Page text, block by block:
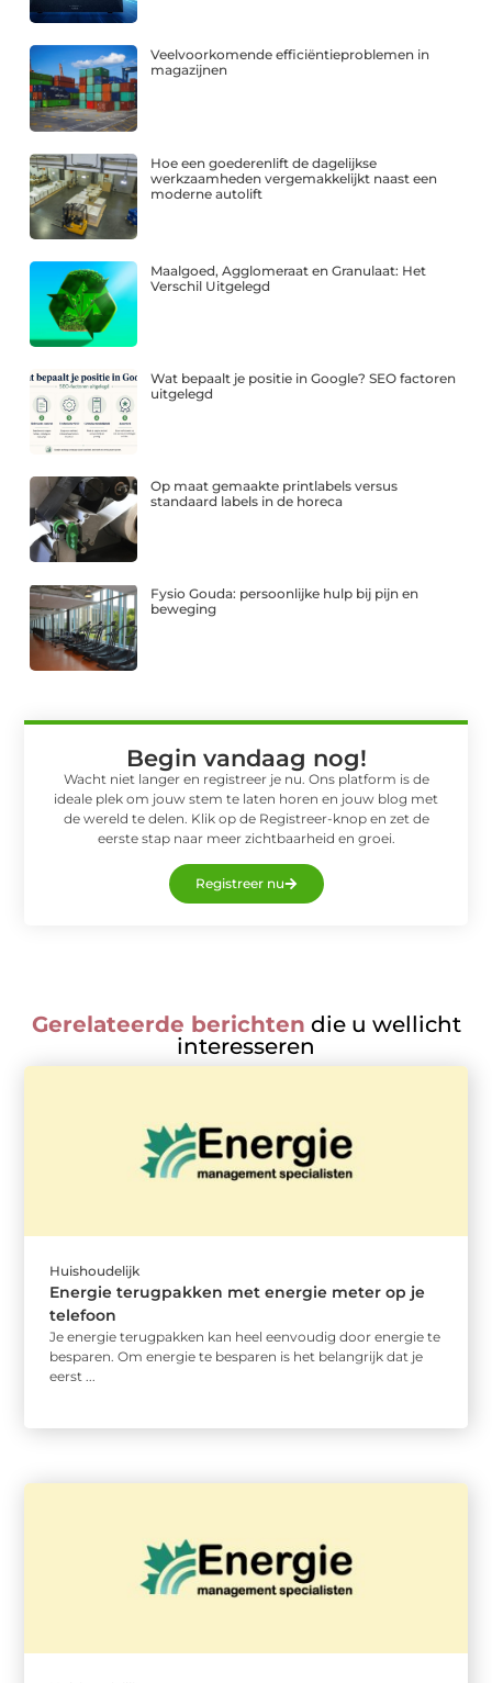
Veelvoorkomende efficiëntieproblemen in
magazijnen
Hoe een goederenlift de dagelijkse
werkzaamheden vergemakkelijkt naast een
moderne autolift
Maalgoed, Agglomeraat en Granulaat: Het
Verschil Uitgelegd
Wat bepaalt je positie in Google? SEO factoren
uitgelegd
Op maat gemaakte printlabels versus
standaard labels in de horeca
Fysio Gouda: persoonlijke hulp bij pijn en
beweging
Begin vandaag nog!
Wacht niet langer en registreer je nu. Ons platform is de
ideale plek om jouw stem te laten horen en jouw blog met
de wereld te delen. Klik op de Registreer-knop en zet de
eerste stap naar meer zichtbaarheid en groei.
Registreer nu
Gerelateerde berichten die u wellicht
interesseren
Huishoudelijk
Energie terugpakken met energie meter op je
telefoon
Je energie terugpakken kan heel eenvoudig door energie te
besparen. Om energie te besparen is het belangrijk dat je
eerst ...